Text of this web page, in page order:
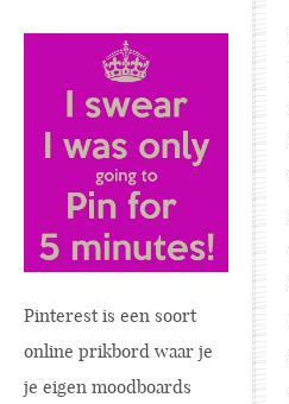
Pinterest is een soort
online prikbord waar je
je eigen moodboards